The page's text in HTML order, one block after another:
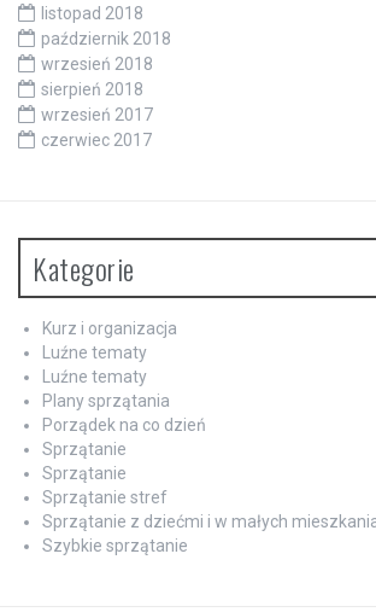
listopad 2018
październik 2018
wrzesień 2018
sierpień 2018
wrzesień 2017
czerwiec 2017
Kategorie
Kurz i organizacja
Luźne tematy
Luźne tematy
Plany sprzątania
Porządek na co dzień
Sprzątanie
Sprzątanie
Sprzątanie stref
Sprzątanie z dziećmi i w małych
Szybkie sprzątanie